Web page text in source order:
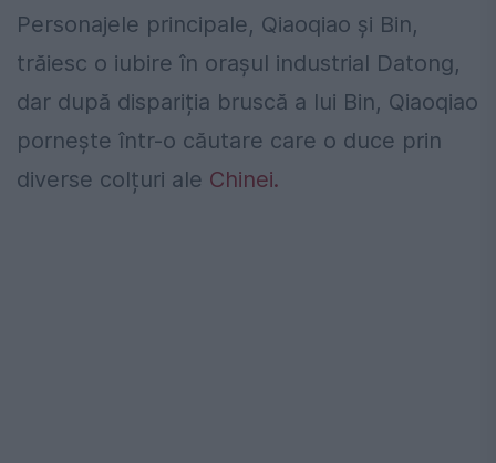
Personajele principale, Qiaoqiao și Bin,
trăiesc o iubire în orașul industrial Datong,
dar după dispariția bruscă a lui Bin, Qiaoqiao
pornește într-o căutare care o duce prin
diverse colțuri ale Chinei.